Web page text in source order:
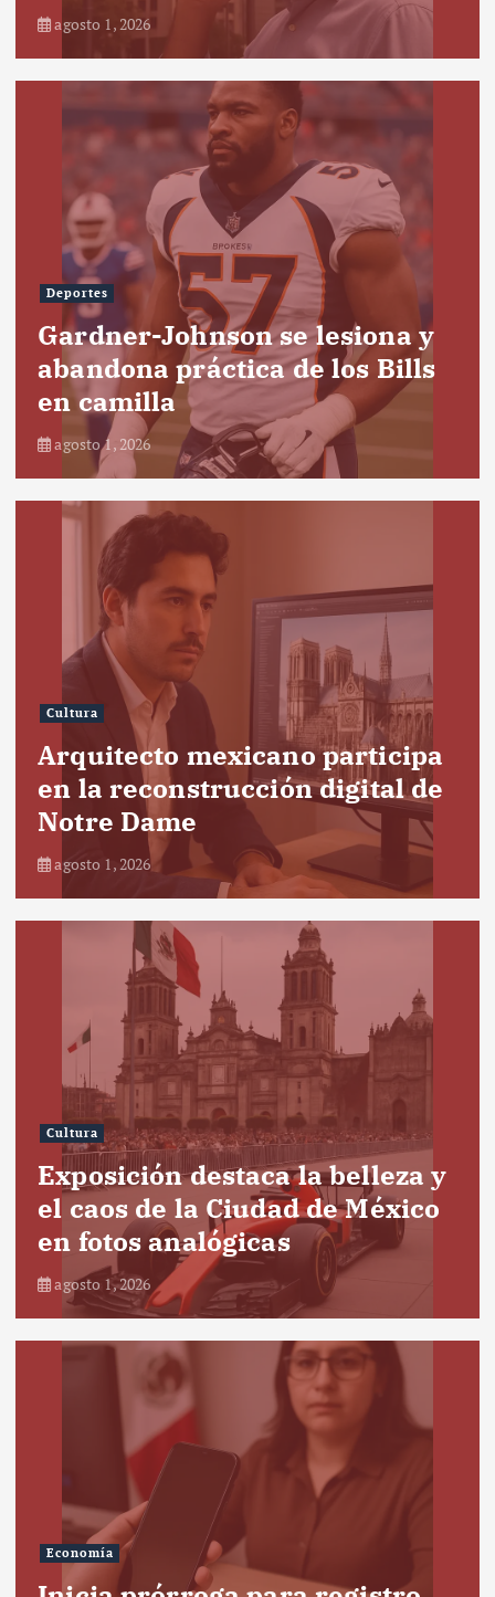
agosto 1, 2026
Deportes
Gardner-Johnson se lesiona y
abandona práctica de los Bills
en camilla
agosto 1, 2026
Cultura
Arquitecto mexicano participa
en la reconstrucción digital de
Notre Dame
agosto 1, 2026
Cultura
Exposición destaca la belleza y
el caos de la Ciudad de México
en fotos analógicas
agosto 1, 2026
Economía